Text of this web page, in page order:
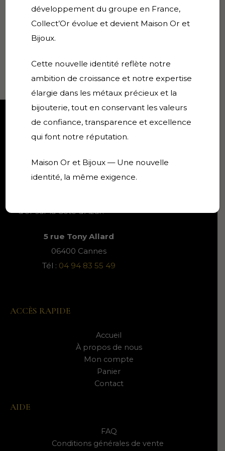
10 florins – pays bas – 6.70g –
or 900
910,00
VENDU
Collect'Or
numismatique et collections
depuis 1995 à Cannes.
d'or sur la Côte d'Azur.
5 rue Tony Allard
06400 Cannes
Tél : 04 94 83 55 49
ACCÈS RAPIDE
Accueil
À propos de nous
Mon compte
Panier
Contact
AIDE
FAQ
Conditions générales de vente
développement du groupe en France,
Collect’Or évolue et devient Maison Or et
Bijoux.
Cette nouvelle identité reflète notre
ambition de croissance et notre expertise
élargie dans les métaux précieux et la
bijouterie, tout en conservant les valeurs
de confiance, transparence et excellence
qui font notre réputation.
Maison Or et Bijoux — Une nouvelle
identité, la même exigence.